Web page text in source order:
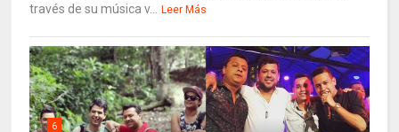
través de su música v...
Leer Más
6